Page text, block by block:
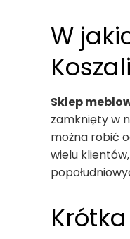
W
Sklep
zamknięty w
można robić
wielu